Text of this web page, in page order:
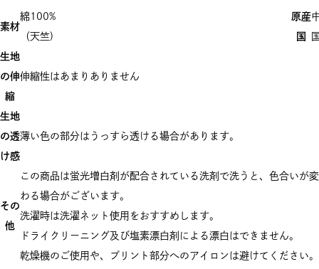
素材
綿100%
（天竺)
原産
国
生地
の伸
縮
伸縮性はあまりありません
生地
の透
け感
薄い色の部分はうっすら透ける場合があります。
その
他
この商品は蛍光増白剤が配合されている洗剤で洗うと、色合いが変
わる場合がございます。
洗濯時は洗濯ネット使用をおすすめします。
ドライクリーニング及び塩素漂白剤による漂白はできません。
乾燥機のご使用や、プリント部分へのアイロンは避けてください。